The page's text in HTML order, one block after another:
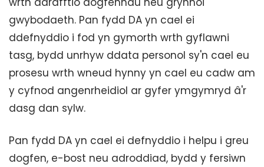
gwybodaeth. Pan fydd DA yn cael ei
ddefnyddio i fod yn gymorth wrth gyflawni
tasg, bydd unrhyw ddata personol sy'n cael eu
prosesu wrth wneud hynny yn cael eu cadw am
y cyfnod angenrheidiol ar gyfer ymgymryd â'r
dasg dan sylw.
Pan fydd DA yn cael ei defnyddio i helpu i greu
dogfen, e-bost neu adroddiad, bydd y fersiwn